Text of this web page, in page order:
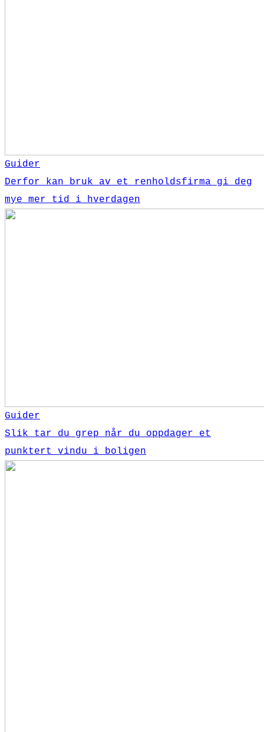
Guider
Derfor kan bruk av et renholdsfirma gi deg
mye mer tid i hverdagen
Guider
Slik tar du grep når du oppdager et
punktert vindu i boligen